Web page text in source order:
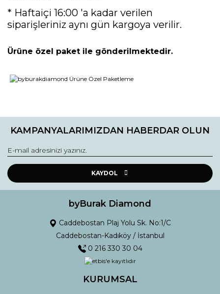
* Haftaiçi 16:00 'a kadar verilen
siparişleriniz aynı gün kargoya verilir.
Ürüne özel paket ile gönderilmektedir.
konularda yetersiz gördüğünüz noktaları öneri formunu
Görüş ve önerileriniz için teşekkür ederiz.
Ürün resmi kalitesiz, bozuk veya görüntülenemiyor.
Ürün açıklamasında eksik bilgiler bulunuyor.
Ürün fiyatı diğer sitelerden daha pahalı.
Gönder
KAMPANYALARIMIZDAN HABERDAR OLUN
KAYDOL
byBurak Diamond
Caddebostan Plaj Yolu Sk. No:1/C
Caddebostan-Kadıköy / İstanbul
0 216 330 30 04
KURUMSAL